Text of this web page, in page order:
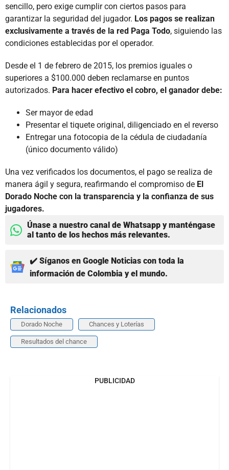
sencillo, pero exige cumplir con ciertos pasos para
garantizar la seguridad del jugador. Los pagos se realizan
exclusivamente a través de la red Paga Todo, siguiendo las
condiciones establecidas por el operador.
Desde el 1 de febrero de 2015, los premios iguales o
superiores a $100.000 deben reclamarse en puntos
autorizados. Para hacer efectivo el cobro, el ganador debe:
Ser mayor de edad
Presentar el tiquete original, diligenciado en el reverso
Entregar una fotocopia de la cédula de ciudadanía
(único documento válido)
Una vez verificados los documentos, el pago se realiza de
manera ágil y segura, reafirmando el compromiso de El
Dorado Noche con la transparencia y la confianza de sus
jugadores.
Únase a nuestro canal de Whatsapp y manténgase
al tanto de los hechos más relevantes.
✔️ Síganos en Google Noticias con toda la
información de Colombia y el mundo.
Relacionados
Dorado Noche Chances y Loterías
Resultados del chance
PUBLICIDAD